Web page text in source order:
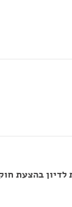
בהצעת